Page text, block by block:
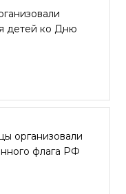
детей ко Дню
организовали
флага РФ